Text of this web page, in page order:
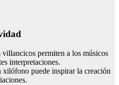
villancicos permiten a los músicos
interpretaciones.
xilófono puede inspirar la creación